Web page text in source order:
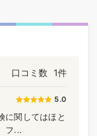
口コミ数 1件
5.0
に関してはほと
フ...